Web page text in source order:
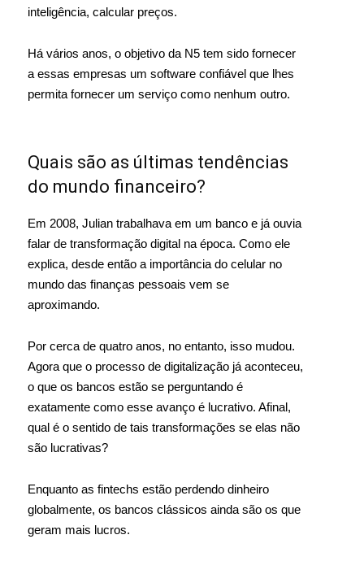
inteligência, calcular preços.
Há vários anos, o objetivo da N5 tem sido fornecer
a essas empresas um software confiável que lhes
permita fornecer um serviço como nenhum outro.
Quais são as últimas tendências
do mundo financeiro?
Em 2008, Julian trabalhava em um banco e já ouvia
falar de transformação digital na época. Como ele
explica, desde então a importância do celular no
mundo das finanças pessoais vem se
aproximando.
Por cerca de quatro anos, no entanto, isso mudou.
Agora que o processo de digitalização já aconteceu,
o que os bancos estão se perguntando é
exatamente como esse avanço é lucrativo. Afinal,
qual é o sentido de tais transformações se elas não
são lucrativas?
Enquanto as fintechs estão perdendo dinheiro
globalmente, os bancos clássicos ainda são os que
geram mais lucros.